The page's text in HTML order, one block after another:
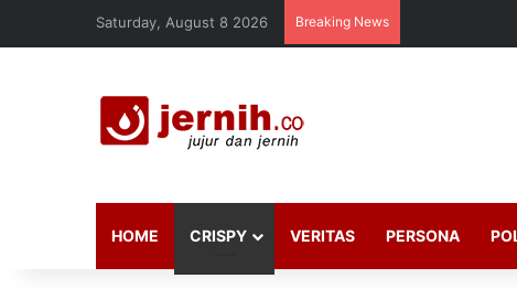
Saturday, August 8 2026 Breaking News
HOME CRISPY VERITAS PERSONA